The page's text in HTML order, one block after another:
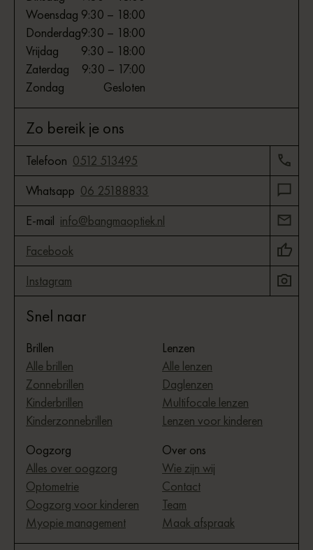
Woensdag 9:30 – 18:00
Donderdag9:30 – 18:00
Vrijdag
9:30 – 18:00
Zaterdag
9:30 – 17:00
Zondag
Gesloten
Zo bereik je ons
Telefoon 0512 513495
Whatsapp 06 25188833
E-mail info@bangmaoptiek.nl
Facebook
Instagram
Snel naar
Brillen
Alle brillen
Zonnebrillen
Kinderbrillen
Kinderzonnebrillen
Lenzen
Alle lenzen
Daglenzen
Multifocale lenzen
Lenzen voor kinderen
Oogzorg
Alles over oogzorg
Optometrie
Oogzorg voor kinderen
Myopie management
Over ons
Wie zijn wij
Contact
Team
Maak afspraak